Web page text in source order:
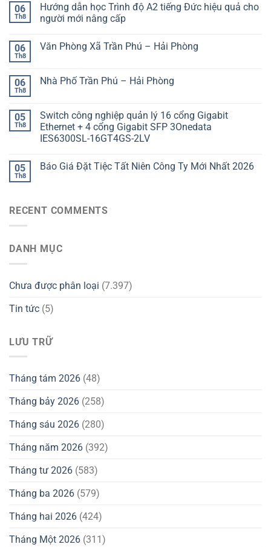
06
Th8
Hướng dẫn học Trình độ A2 tiếng Đức hiệu quả cho
người mới nâng cấp
06
Th8
Văn Phòng Xã Trần Phú – Hải Phòng
06
Th8
Nhà Phố Trần Phú – Hải Phòng
05
Th8
Switch công nghiệp quản lý 16 cổng Gigabit
Ethernet + 4 cổng Gigabit SFP 3Onedata
IES6300SL-16GT4GS-2LV
05
Th8
Báo Giá Đặt Tiệc Tất Niên Công Ty Mới Nhất 2026
RECENT COMMENTS
DANH MỤC
Chưa được phân loại (7.397)
Tin tức (5)
LƯU TRỮ
Tháng tám 2026 (48)
Tháng bảy 2026 (258)
Tháng sáu 2026 (280)
Tháng năm 2026 (392)
Tháng tư 2026 (583)
Tháng ba 2026 (579)
Tháng hai 2026 (424)
Tháng Một 2026 (311)